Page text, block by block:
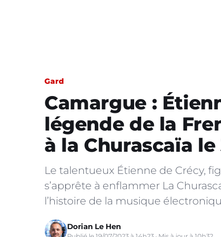
Gard
Camargue :
légende de la
à la Churascaïa
Le talentueux Étienne de Crécy,
s’apprête à enflammer La
l’histoire de la musique
Dorian Le Hen